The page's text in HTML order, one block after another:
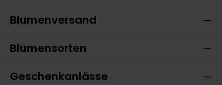
Blumenversand
Blumensorten
Geschenkanlässe